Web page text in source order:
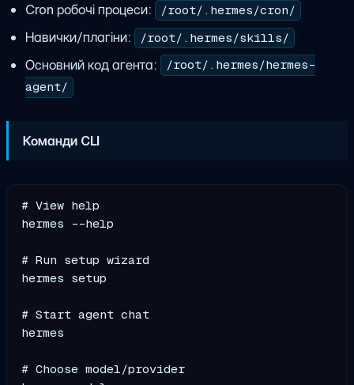
Cron робочі процеси: /root/.hermes/cron/
Навички/плагіни: /root/.hermes/skills/
Основний код агента:
/root/.hermes/hermes-
agent/
Команди CLI
# View help
hermes --help
# Run setup wizard
hermes setup
# Start agent chat
hermes
# Choose model/provider